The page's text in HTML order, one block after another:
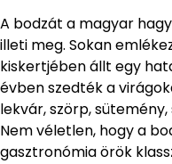
A bodzát a magyar
illeti meg. Sokan
kiskertjében állt egy
évben szedték a
lekvár, szörp,
Nem véletlen, hogy a
gasztronómia örök